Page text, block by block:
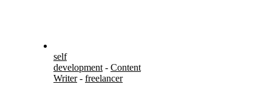
self
development - Content
Writer- freelancer